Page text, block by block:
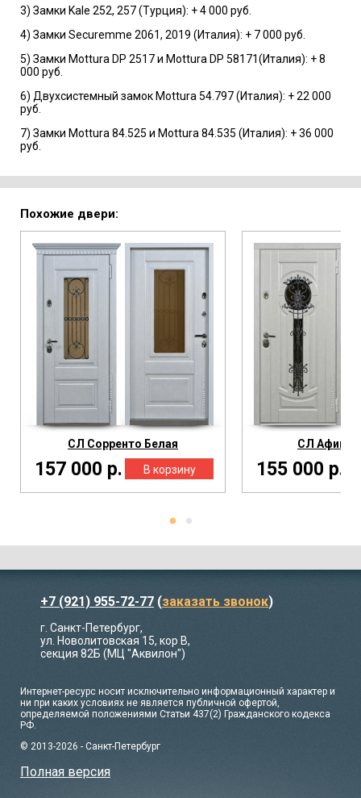
3) Замки Kale 252, 257 (Турция): + 4 000 руб.
4) Замки Securemme 2061, 2019 (Италия): + 7 000 руб.
5) Замки Mottura DP 2517 и Mottura DP 58171(Италия): + 8
000 руб.
6) Двухсистемный замок Mottura 54.797 (Италия): + 22 000
руб.
7) Замки Mottura 84.525 и Mottura 84.535 (Италия): + 36 000
руб.
Похожие двери:
СЛ Сорренто Белая
157 000 р.
СЛ Афины
155 000 р.
+7 (921) 955-72-77 (заказать звонок)
г. Санкт-Петербург,
ул. Новолитовская 15, кор В,
секция 82Б (МЦ "Аквилон")
Интернет-ресурс носит исключительно информационный характер и
ни при каких условиях не является публичной офертой,
определяемой положениями Статьи 437(2) Гражданского кодекса
РФ.
© 2013-2026 - Санкт-Петербург
Полная версия